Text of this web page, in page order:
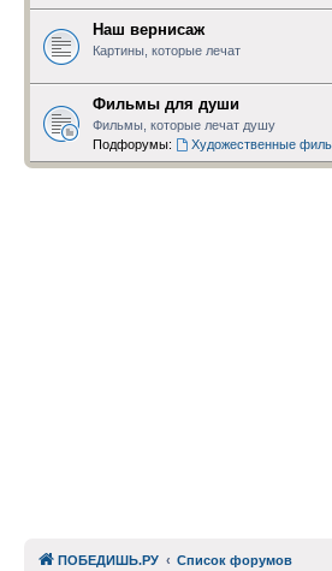
Наш вернисаж
Картины, которые лечат
Фильмы для души
Фильмы, которые лечат душу
Подфорумы:
Художественные
ПОБЕДИШЬ.РУ Список форумов